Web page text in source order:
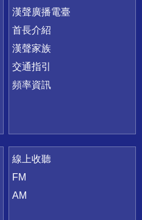
漢聲廣播電臺
首長介紹
漢聲家族
交通指引
頻率資訊
線上收聽
FM
AM